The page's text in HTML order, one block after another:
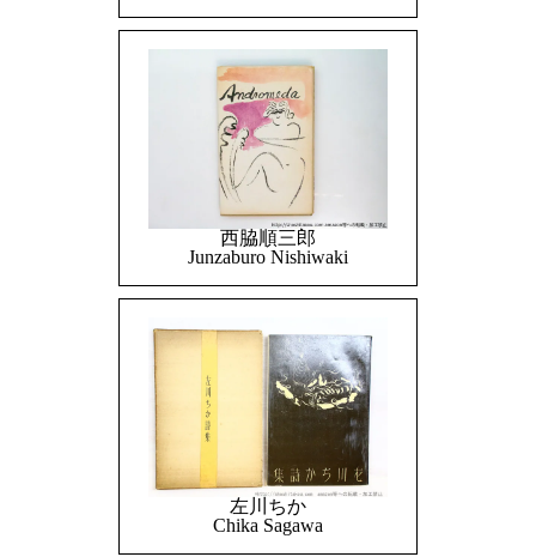
西脇順三郎
Junzaburo Nishiwaki
左川ちか
Chika Sagawa